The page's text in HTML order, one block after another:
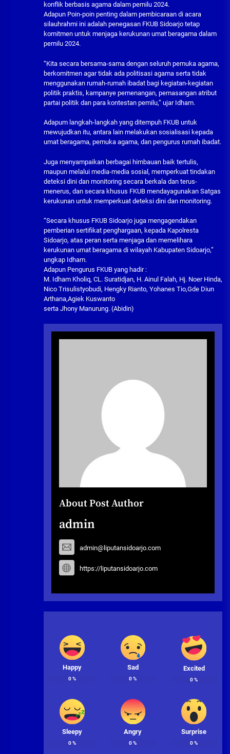
konflik berbasis agama dalam pemilu 2024.
Adapun Poin-poin penting dalam pembicaraan di acara
silauhrahmi ini adalah penegasan FKUB Sidoarjo tetap
komitmen untuk menjaga kerukunan umat beragama dalam
pemilu 2024.
“Kita secara bersama-sama dengan seluruh pemuka agama,
berkomitmen agar tidak ada politisasi agama serta tidak
menggunakan rumah-rumah ibadat bagi kegiatan-kegiatan
politik praktis, kampanye pemenangan, pemasangan atribut
partai politik dan para kontestan pemilu,” ujar Idham.
Adapum langkah-langkah yang ditempuh FKUB untuk
mewujudkan itu, antara lain melakukan sosialisasi kepada
umat beragama, pemuka agama, dan pengurus rumah ibadat.
Juga menyampaikan berbagai himbauan baik tertulis,
maupun melalui media-media sosial, memperkuat tindakan
deteksi dini dan monitoring secara berkala dan terus-
menerus, dan secara khusus FKUB mendayagunakan Satgas
kerukunan untuk memperkuat deteksi dini dan monitoring.
“Secara khusus FKUB Sidoarjo juga mengagendakan
pemberian sertifikat penghargaan, kepada Kapolresta
Sidoarjo, atas peran serta menjaga dan memelihara
kerukunan umat beragama di wilayah Kabupaten Sidoarjo,”
ungkap Idham.
Adapun Pengurus FKUB yang hadir :
M. Idham Kholiq, CL. Suratidjan, H. Ainul Falah, Hj. Noer Hinda,
Nico Trisulistyobudi, Hengky Rianto, Yohanes Tio,Gde Diun
Arthana,Agiek Kuswanto
serta Jhony Manurung. (Abidin)
About Post Author
admin
admin@liputansidoarjo.com
https://liputansidoarjo.com
Happy
0%
Sad
0%
Excited
0%
Sleepy
0%
Angry
0%
Surprise
0%